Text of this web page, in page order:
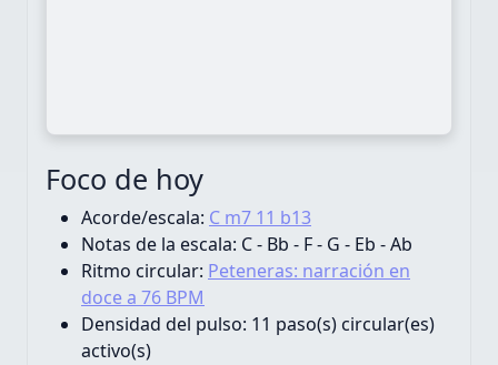
Foco de hoy
Acorde/escala: C m7 11 b13
Notas de la escala: C - Bb - F - G - Eb - Ab
Ritmo circular: Peteneras: narración en
doce a 76 BPM
Densidad del pulso: 11 paso(s) circular(es)
activo(s)